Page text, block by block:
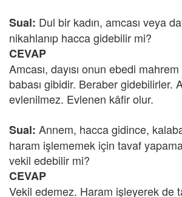
Sual: Dul bir kadın, amcası veya
nikahlanıp hacca gidebilir mi?
CEVAP
Amcası, dayısı onun ebedi mahrem
babası gibidir. Beraber gidebilirler.
evlenilmez. Evlenen kâfir olur.
Sual: Annem, hacca gidince,
haram işlememek için tavaf
vekil edebilir mi?
CEVAP
Vekil edemez. Haram işleyerek de